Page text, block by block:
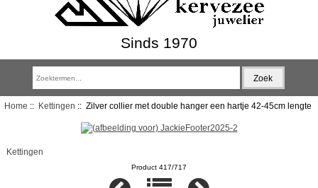
Sinds 1970
Home :: Kettingen :: Zilver collier met double hanger een hartje 42-45cm lengte
Kettingen
Product 417/717